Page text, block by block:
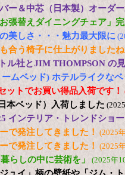
ー＆中芯（日本製）オーダ
張替えダイニングチェア」
美しさ・・・魅力最大限に
合う椅子に仕上がりましたね
ル社とJIM THOMPSON の
ムベッド) ホテルライクな
ットでお買い得品入荷です！
本ベッド）入荷しました
インテリア・トレンドショー
で発注してきました！ (2025
で発注してきました！ (2025
らしの中に芸術を」 (2025年